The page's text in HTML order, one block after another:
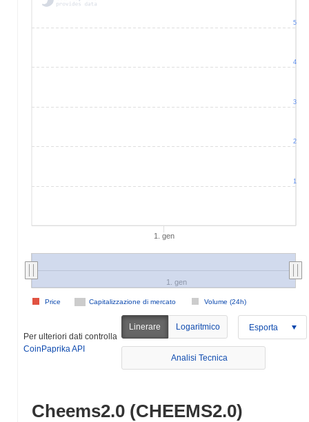
1. gen
Capitalizzazione di mercato Volume (24h)
Price
1. gen
1
2
3
4
5
Per ulteriori dati controlla
CoinPaprika API
Linerare Logaritmico Esporta
Analisi Tecnica
Cheems2.0 (CHEEMS2.0)